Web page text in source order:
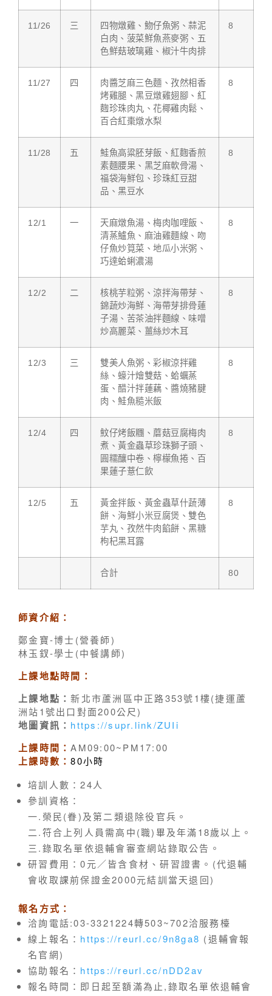
11/26 三
四物燉雞、魩仔魚粥、蒜泥
白肉、菠菜鮮魚燕麥粥、五
色鮮菇玻璃雞、椒汁牛肉排
8
11/27 四
肉醬芝麻三色麵、孜然相香
烤雞腿、黑豆燉雞翅腳、紅
麴珍珠肉丸、花椰雞肉鬆、
百合紅棗燉水梨
8
11/28 五
鮭魚高粱胚芽飯、紅麴香煎
素麵腰果、黑芝麻軟骨湯、
福袋海鮮包、珍珠紅豆甜
品、黑豆水
8
12/1 一
天麻燉魚湯、梅肉咖哩飯、
清蒸鱸魚、麻油雞麵線、吻
仔魚炒筧菜、地瓜小米粥、
巧達蛤蜊濃湯
8
12/2 二
核桃芋粒粥、涼拌海帶芽、
錦蔬炒海鮮、海帶芽排骨蓮
子湯、苦茶油拌麵線、味噌
炒高麗菜、薑絲炒木耳
8
12/3 三
雙美人魚粥、彩椒涼拌雞
絲、蠔汁燴雙菇、蛤蠣蒸
蛋、醋汁拌蓮藕、醬燒豬腱
肉、鮭魚糙米飯
8
12/4 四
魰仔烤飯糰、蘑菇豆腐梅肉
煮、黃金蟲草珍珠獅子頭、
圓糯釀中卷、檸檬魚捲、百
果蓮子薏仁飲
8
12/5 五
黃金拌飯、黃金蟲草什蔬薄
餅、海鮮小米豆腐煲、雙色
芋丸、孜然牛肉餡餅、黑糖
枸杞黑耳露
8
合計 80
師資介紹：
鄭金寶-博士(營養師)
林玉釵-學士(中餐講師)
上課地點時間：
上課地點：新北市蘆洲區中正路353號1樓(捷運蘆
洲站1號出口對面200公尺)
地圖資訊： https://supr.link/ZUIi
上課時間：AM09:00~PM17:00
上課時數：80小時
培訓人數：24人
參訓資格：
一.榮民(眷)及第二類退除役官兵。
二.符合上列人員需高中(職)畢及年滿18歲以上。
三.錄取名單依退輔會審查網站錄取公告。
研習費用：0元／皆含食材、研習證書。(代退輔
會收取課前保證金2000元結訓當天退回)
報名方式：
洽詢電話:03-3321224轉503~702洽服務檯
線上報名： https://reurl.cc/9n8ga8 (退輔會報
名官網)
協助報名： https://reurl.cc/nDD2av
報名時間：即日起至額滿為止,錄取名單依退輔會